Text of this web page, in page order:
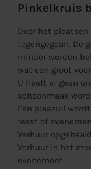
Pinkelkruis
Door het
tegengegaan. De
minder worden
wat een groot
U heeft er geen
schoonmaak
Een plaszuil
feest of
Verhuur
Verhuur is het
evenement.